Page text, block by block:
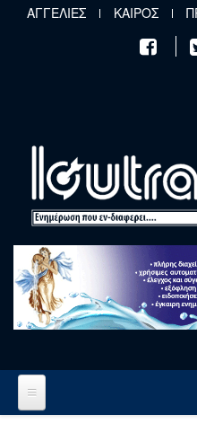
Παράκαμψη προς το κυρίως
ΑΓΓΕΛΙΕΣ ΚΑΙΡΟΣ